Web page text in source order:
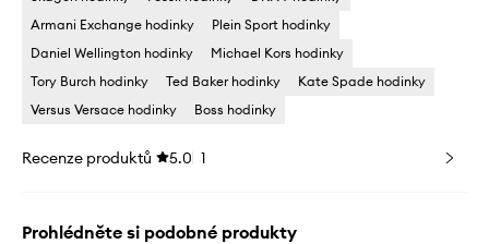
Armani Exchange hodinky
Plein Sport hodinky
Daniel Wellington hodinky
Michael Kors hodinky
Tory Burch hodinky
Ted Baker hodinky
Kate Spade hodinky
Versus Versace hodinky
Boss hodinky
Recenze produktů 5.0 1
Prohlédněte si podobné produkty